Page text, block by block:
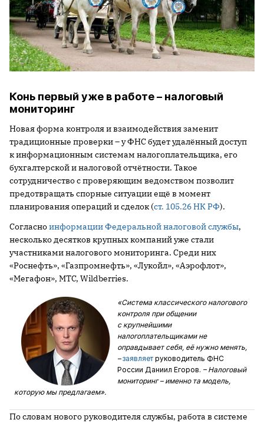
Конь первый уже в работе – налоговый
мониторинг
Новая форма контроля и взаимодействия заменит
традиционные проверки – у ФНС будет удалённый доступ
к информационным системам налогоплательщика, его
бухгалтерской и налоговой отчётности. Такое
сотрудничество с проверяющим ведомством позволит
предотвращать спорные ситуации ещё в момент
планирования операций и сделок (ст. 105.26 НК РФ).
Согласноинформации Федеральной налоговой службы,
несколько десятков крупных компаний уже стали
участниками налогового мониторинга. Среди них
«Роснефть», «Газпромнефть», «Лукойл», «Аэрофлот»,
«Мегафон», МТС, Wildberries.
«Система классического налогового
контроля при общении
с крупнейшими
налогоплательщиками не
оправдывает себя, её нужно менять,
–заявляет руководитель ФНС
России Даниил Егоров. – Налоговый
мониторинг – именно та модель,
которую мы предлагаем».
По словам нового руководителя службы, работа в системе